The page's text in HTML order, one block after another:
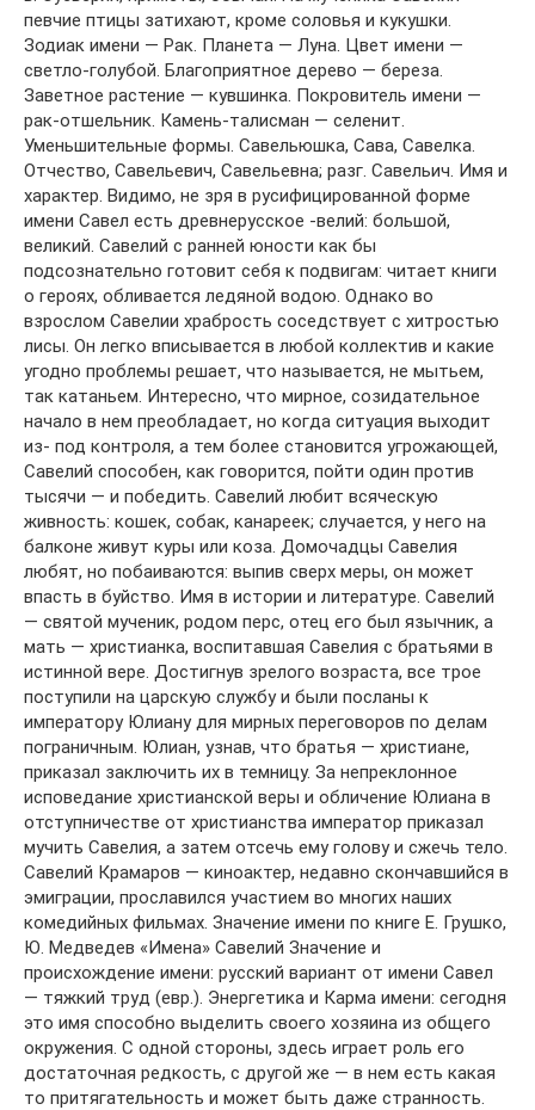
певчие птицы затихают, кроме соловья и кукушки.
Зодиак имени — Рак. Планета — Луна. Цвет имени —
светло-голубой. Благоприятное дерево — береза.
Заветное растение — кувшинка. Покровитель имени —
рак-отшельник. Камень-талисман — селенит.
Уменьшительные формы. Савельюшка, Сава, Савелка.
Отчество, Савельевич, Савельевна; разг. Савельич. Имя и
характер. Видимо, не зря в русифицированной форме
имени Савел есть древнерусское -велий: большой,
великий. Савелий с ранней юности как бы
подсознательно готовит себя к подвигам: читает книги
о героях, обливается ледяной водою. Однако во
взрослом Савелии храбрость соседствует с хитростью
лисы. Он легко вписывается в любой коллектив и какие
угодно проблемы решает, что называется, не мытьем,
так катаньем. Интересно, что мирное, созидательное
начало в нем преобладает, но когда ситуация выходит
из- под контроля, а тем более становится угрожающей,
Савелий способен, как говорится, пойти один против
тысячи — и победить. Савелий любит всяческую
живность: кошек, собак, канареек; случается, у него на
балконе живут куры или коза. Домочадцы Савелия
любят, но побаиваются: выпив сверх меры, он может
впасть в буйство. Имя в истории и литературе. Савелий
— святой мученик, родом перс, отец его был язычник, а
мать — христианка, воспитавшая Савелия с братьями в
истинной вере. Достигнув зрелого возраста, все трое
поступили на царскую службу и были посланы к
императору Юлиану для мирных переговоров по делам
пограничным. Юлиан, узнав, что братья — христиане,
приказал заключить их в темницу. За непреклонное
исповедание христианской веры и обличение Юлиана в
отступничестве от христианства император приказал
мучить Савелия, а затем отсечь ему голову и сжечь тело.
Савелий Крамаров — киноактер, недавно скончавшийся в
эмиграции, прославился участием во многих наших
комедийных фильмах. Значение имени по книге Е. Грушко,
Ю. Медведев «Имена» Савелий Значение и
происхождение имени: русский вариант от имени Савел
— тяжкий труд (евр.). Энергетика и Карма имени: сегодня
это имя способно выделить своего хозяина из общего
окружения. С одной стороны, здесь играет роль его
достаточная редкость, с другой же — в нем есть какая
то притягательность и может быть даже странность.